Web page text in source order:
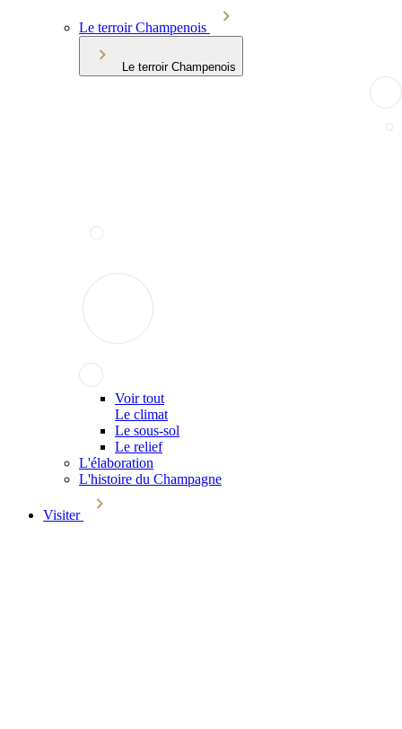
Le terroir Champenois
Le terroir Champenois
Voir tout
Le climat
Le sous-sol
Le relief
L'élaboration
L'histoire du Champagne
Visiter